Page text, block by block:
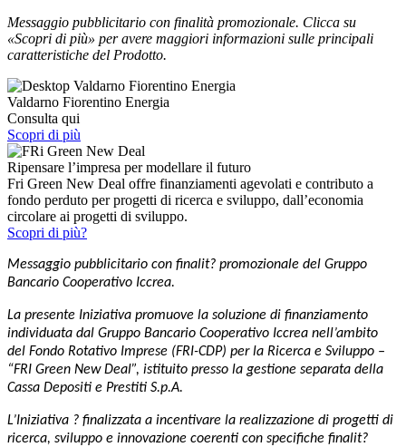
Messaggio pubblicitario con finalità promozionale. Clicca su
«Scopri di più» per avere maggiori informazioni sulle principali
caratteristiche del Prodotto.
Valdarno Fiorentino Energia
Consulta qui
Scopri di più
Ripensare l’impresa per modellare il futuro
Fri Green New Deal offre finanziamenti agevolati e contributo a
fondo perduto per progetti di ricerca e sviluppo, dall’economia
circolare ai progetti di sviluppo.
Scopri di più?
Messaggio pubblicitario con finalit? promozionale del Gruppo
Bancario Cooperativo Iccrea.
La presente Iniziativa promuove la soluzione di finanziamento
individuata dal Gruppo Bancario Cooperativo Iccrea nell’ambito
del Fondo Rotativo Imprese (FRI-CDP) per la Ricerca e Sviluppo –
“FRI Green New Deal”, istituito presso la gestione separata della
Cassa Depositi e Prestiti S.p.A.
L’Iniziativa ? finalizzata a incentivare la realizzazione di progetti di
ricerca, sviluppo e innovazione coerenti con specifiche finalit?